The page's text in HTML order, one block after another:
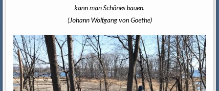
kann man Schönes bauen.
(Johann Wolfgang von Goethe)